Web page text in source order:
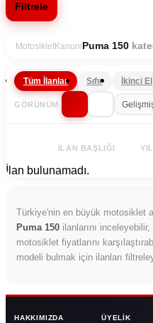
Filtrele
MotosikletKanuni Puma 150
Tüm İlanlar Sıfır İkinci El
GÖRÜNÜM
İLAN BAŞLIĞI YIL
İlan bulunamadı.
Türkiye'nin en büyük motosiklet
Puma 150 ilanlarını
motosiklet fiyatlarını
modeli bulmak için ilanları
HAKKIMIZDA ÜYELIK